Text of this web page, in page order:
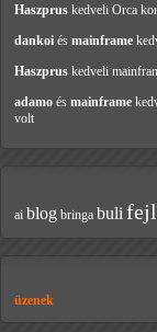
Haszprus kedveli Orca
dankoi és mainframe
Haszprus kedveli
adamo és mainframe
volt
ai blog bringa buli
üzenek